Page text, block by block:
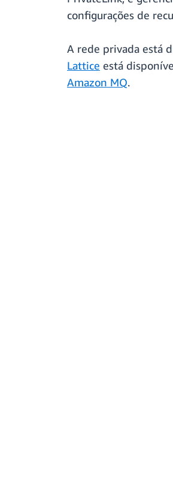
configurações de
A rede privada está
Lattice está
Amazon MQ.